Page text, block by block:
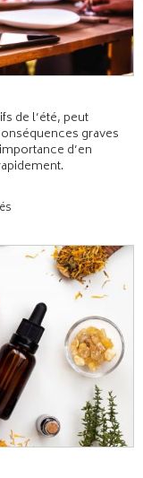
de l’été, peut
graves
d’en